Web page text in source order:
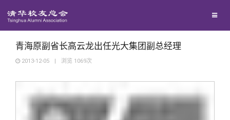
地区联络
回馈母校
青海原副省长高云龙出任光大集团副总经理
2013-12-05 | 浏览 1069次